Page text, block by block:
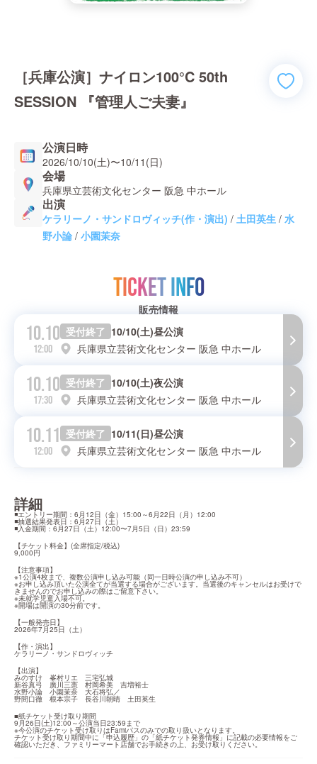
［兵庫公演］ナイロン100°C 50th
SESSION 『管理人ご夫妻』
公演日時
2026/10/10(土)〜10/11(日)
会場
兵庫県立芸術文化センター 阪急 中ホール
出演
ケラリーノ・サンドロヴィッチ(作・演出) / 土田英生 / 水
野小論 / 小園茉奈
TICKET INFO
販売情報
10.10
12:00
受付終了 10/10(土)昼公演
兵庫県立芸術文化センター 阪急 中ホール
10.10
17:30
受付終了 10/10(土)夜公演
兵庫県立芸術文化センター 阪急 中ホール
10.11
12:00
受付終了 10/11(日)昼公演
兵庫県立芸術文化センター 阪急 中ホール
詳細
◾️エントリー期間：6月12日（金）15:00～6月22日（月）12:00
◾️抽選結果発表日：6月27日（土）
◾️入金期間：6月27日（土）12:00〜7月5日（日）23:59
【チケット料金】(全席指定/税込)
9,000円
【注意事項】
※1公演4枚まで、複数公演申し込み可能（同一日時公演の申し込み不可）
※お申し込み頂いた公演全てが当選する場合がございます。当選後のキャンセルはお受けで
きませんのでお申し込みの際はご留意下さい。
※未就学児童入場不可。
※開場は開演の30分前です。
【一般発売日】
2026年7月25日（土）
【作・演出】
ケラリーノ・サンドロヴィッチ
【出演】
みのすけ　峯村リエ　三宅弘城
新谷真弓　廣川三憲　村岡希美　吉増裕士
水野小論　小園茉奈　大石将弘／
野間口徹　根本宗子　長谷川朝晴　土田英生
■紙チケット受け取り期間
9月26日(土)12:00～公演当日23:59まで
※今公演のチケット受け取りはFamiパスのみでの取り扱いとなります。
チケット受け取り期間中に「申込履歴」の「紙チケット発券情報」に記載の必要情報をご
確認いただき、ファミリーマート店舗でお手続きの上、お受け取りください。